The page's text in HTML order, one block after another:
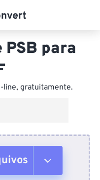
PSB para
line, gratuitamente.